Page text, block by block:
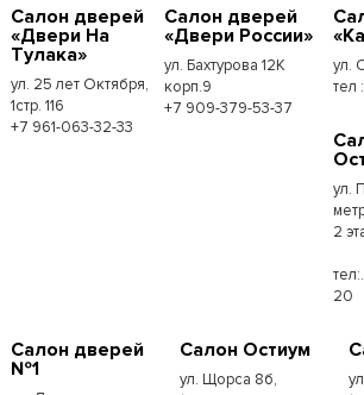
Салон дверей
«Двери На
Тулака»
ул. 25 лет Октября,
1стр. 116
+7 961-063-32-33
Салон дверей
«Двери России»
ул. Бахтурова 12К
корп.9
+7 909-379-53-37
ул.
тел
ул.
2
20
Салон дверей
№1
Салон Остиум
ул. Щорса 8б,